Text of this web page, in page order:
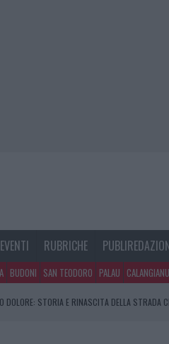
EVENTI RUBRICHE
BUDONI SAN TEODORO PALAU
DOLORE: STORIA E RINASCITA DELLA STRADA